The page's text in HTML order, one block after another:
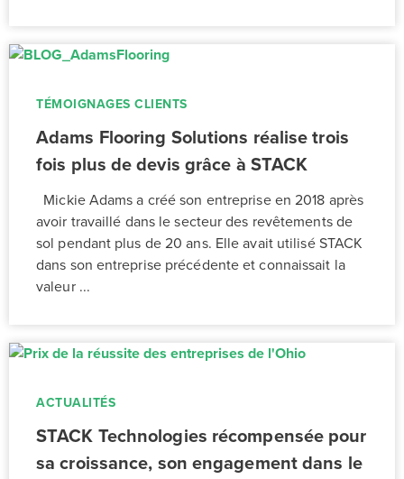
TÉMOIGNAGES CLIENTS
Adams Flooring Solutions réalise trois
fois plus de devis grâce à STACK
Mickie Adams a créé son entreprise en 2018 après
avoir travaillé dans le secteur des revêtements de
sol pendant plus de 20 ans. Elle avait utilisé STACK
dans son entreprise précédente et connaissait la
valeur ...
ACTUALITÉS
STACK Technologies récompensée pour
sa croissance, son engagement dans le